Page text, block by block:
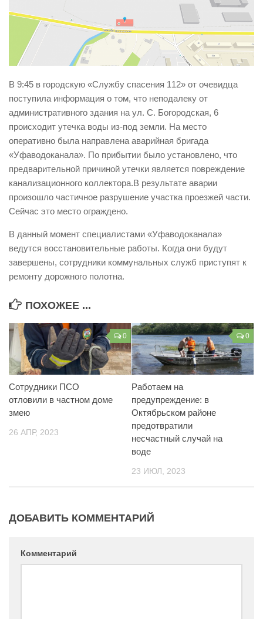
Виды деятельности
Обслуживание опасных производственных объектов
Оказание платных образовательных услуг
Памятки населению
Как стать спасателем
Уголок гражданской обороны
Пресс-центр
СМИ о нас
Конкурсы
Наша работа
Фотогалерея
Обращения
Контакты
Вакансии
В 9:45 в городскую «Службу спасения 112» от очевидца
поступила информация о том, что неподалеку от
административного здания на ул. С. Богородская, 6
происходит утечка воды из-под земли. На место
оперативно была направлена аварийная бригада
«Уфаводоканала». По прибытии было установлено, что
предварительной причиной утечки является повреждение
канализационного коллектора.В результате аварии
произошло частичное разрушение участка проезжей части.
Сейчас это место ограждено.
В данный момент специалистами «Уфаводоканала»
ведутся восстановительные работы. Когда они будут
завершены, сотрудники коммунальных служб приступят к
ремонту дорожного полотна.
ПОХОЖЕЕ ...
0
Сотрудники ПСО
отловили в частном доме
змею
26 АПР, 2023
0
Работаем на
предупреждение: в
Октябрьском районе
предотвратили
несчастный случай на
воде
23 ИЮЛ, 2023
ДОБАВИТЬ КОММЕНТАРИЙ
Комментарий